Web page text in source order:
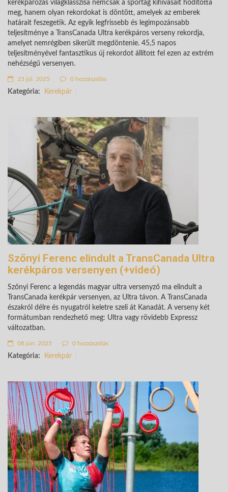
kerékpározás világklasszisa nemcsak a sportág kihívásait hódította
meg, hanem olyan rekordokat is döntött, amelyek az emberek
határait feszegetik. Az egyik legfrissebb és legimpozánsabb
teljesítménye a TransCanada Ultra kerékpáros verseny rekordja,
amelyet nemrégiben sikerült megdöntenie. 45,5 napos
teljesítményével fantasztikus új rekordot állított fel ezen az extrém
nehézségű versenyen.
23 júl. 2025 0 hozzászólás
Kategória: Kerekpár
Szőnyi Ferenc elindult a TransCanada Ultra
kerékpáros versenyen (+videó)
Szőnyi Ferenc a legendás magyar ultra versenyző ma elindult a
TransCanada kerékpár versenyen, az Ultra távon. A TransCanada
északról délre és nyugatról keletre szeli át Kanadát. A verseny két
formátumban rendezhető meg: Ultra vagy rövidebb Expressz
változatban.
08 jún. 2025 0 hozzászólás
Kategória: Kerekpár